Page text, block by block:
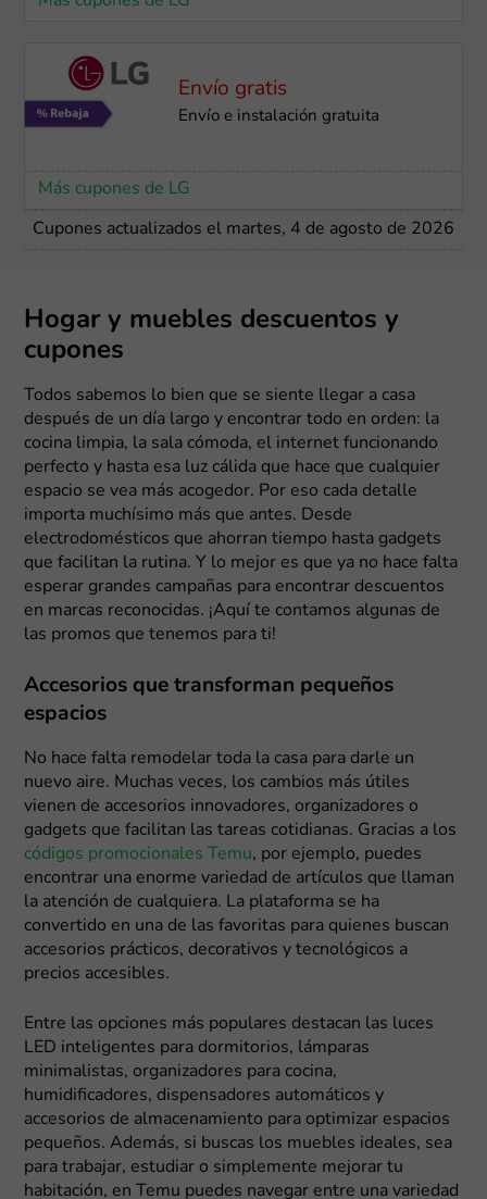
Envío gratis
Envío e instalación ​gratuita
Más cupones de LG
Cupones actualizados el martes, 4 de agosto de 2026
Hogar y muebles descuentos y
cupones
Todos sabemos lo bien que se siente llegar a casa
después de un día largo y encontrar todo en orden: la
cocina limpia, la sala cómoda, el internet funcionando
perfecto y hasta esa luz cálida que hace que cualquier
espacio se vea más acogedor. Por eso cada detalle
importa muchísimo más que antes. Desde
electrodomésticos que ahorran tiempo hasta gadgets
que facilitan la rutina. Y lo mejor es que ya no hace falta
esperar grandes campañas para encontrar descuentos
en marcas reconocidas. ¡Aquí te contamos algunas de
las promos que tenemos para ti!
Accesorios que transforman pequeños
espacios
No hace falta remodelar toda la casa para darle un
nuevo aire. Muchas veces, los cambios más útiles
vienen de accesorios innovadores, organizadores o
gadgets que facilitan las tareas cotidianas. Gracias a los
códigos promocionales Temu, por ejemplo, puedes
encontrar una enorme variedad de artículos que llaman
la atención de cualquiera. La plataforma se ha
convertido en una de las favoritas para quienes buscan
accesorios prácticos, decorativos y tecnológicos a
precios accesibles.
Entre las opciones más populares destacan las luces
LED inteligentes para dormitorios, lámparas
minimalistas, organizadores para cocina,
humidificadores, dispensadores automáticos y
accesorios de almacenamiento para optimizar espacios
pequeños. Además, si buscas los muebles ideales, sea
para trabajar, estudiar o simplemente mejorar tu
habitación, en Temu puedes navegar entre una variedad